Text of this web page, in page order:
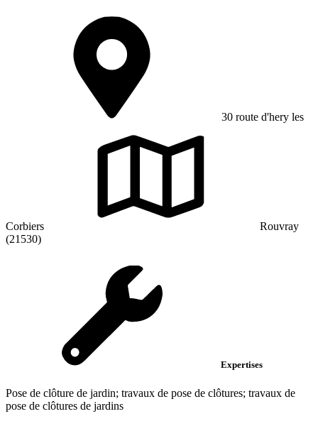
30 route d'hery les
Corbiers
Rouvray
(21530)
Expertises
Pose de clôture de jardin; travaux de pose de clôtures; travaux de
pose de clôtures de jardins